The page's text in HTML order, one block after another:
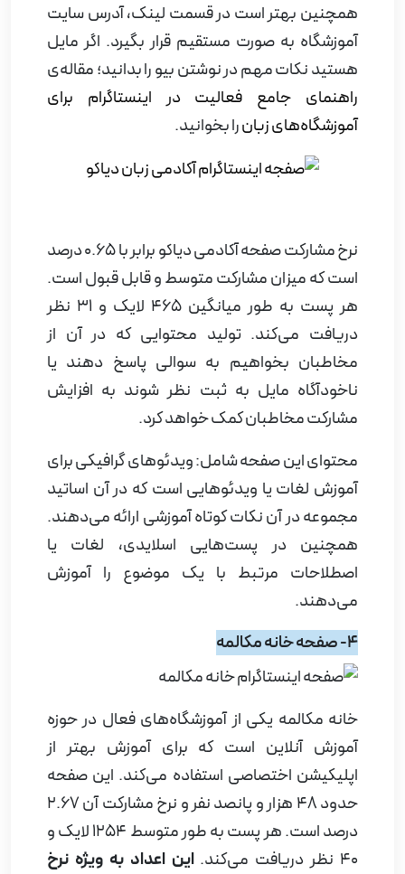
همچنین بهتر است در قسمت لینک، آدرس سایت
آموزشگاه به صورت مستقیم قرار بگیرد. اگر مایل
هستید نکات مهم در نوشتن بیو را بدانید؛ مقاله‌ی
راهنمای جامع فعالیت در اینستاگرام برای
آموزشگاه‌های زبانرا بخوانید.
نرخ مشارکت صفحه آکادمی دیاکو برابر با 0.65 درصد
است که میزان مشارکت متوسط و قابل قبول است.
هر پست به طور میانگین 465 لایک و 31 نظر
دریافت می‌کند. تولید محتوایی که در آن از
مخاطبان بخواهیم به سوالی پاسخ دهند یا
ناخودآگاه مایل به ثبت نظر شوند به افزایش
مشارکت مخاطبان کمک خواهد کرد.
محتوای این صفحه شامل: ویدئوهای گرافیکی برای
آموزش لغات یا ویدئوهایی است که در آن اساتید
مجموعه در آن نکات کوتاه آموزشی ارائه می‌دهند.
همچنین در پست‌هایی اسلایدی، لغات یا
اصطلاحات مرتبط با یک موضوع را آموزش
می‌دهند.
4- صفحه خانه مکالمه
خانه مکالمه یکی از آموزشگاه‌های فعال در حوزه
آموزش آنلاین است که برای آموزش بهتر از
اپلیکیشن اختصاصی استفاده می‌کند. این صفحه
حدود 48 هزار و پانصد نفر و نرخ مشارکت آن 2.67
درصد است. هر پست به طور متوسط 1254 لایک و
40 نظر دریافت می‌کند.
این اعداد به ویژه نرخ